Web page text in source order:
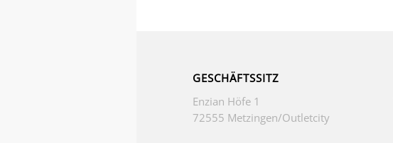
GESCHÄFTSSITZ
Enzian Höfe 1
72555 Metzingen/Outletcity